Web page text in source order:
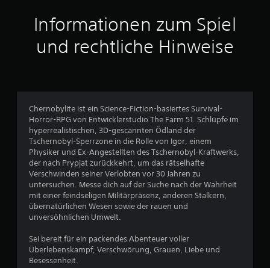
u
s
3
5
B
e
Informationen zum Spiel
und rechtliche Hinweise
Chernobylite ist ein Science-Fiction-basiertes Survival-
Horror-RPG von Entwicklerstudio The Farm 51. Schlüpfe im
hyperrealistischen, 3D-gescannten Ödland der
Tschernobyl-Sperrzone in die Rolle von Igor, einem
Physiker und Ex-Angestellten des Tschernobyl-Kraftwerks,
der nach Prypjat zurückkehrt, um das rätselhafte
Verschwinden seiner Verlobten vor 30 Jahren zu
untersuchen. Messe dich auf der Suche nach der Wahrheit
mit einer feindseligen Militärpräsenz, anderen Stalkern,
übernatürlichen Wesen sowie der rauen und
unversöhnlichen Umwelt.
Sei bereit für ein packendes Abenteuer voller
Überlebenskampf, Verschwörung, Grauen, Liebe und
Besessenheit.